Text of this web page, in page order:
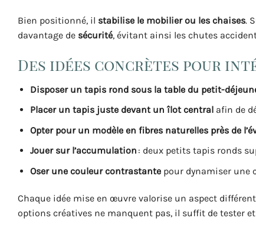
Bien positionné, il stabilise le mobilier ou les chaises.
davantage de sécurité, évitant ainsi les chutes
Des idées concrètes pour
Disposer un tapis rond sous la table du petit-
Placer un tapis juste devant un îlot centralafin de
Opter pour un modèle en fibres naturelles près de
Jouer sur l’accumulation : deux petits tapis ronds
Oser une couleur contrastantepour dynamiser une
Chaque idée mise en œuvre valorise un aspect
options créatives ne manquent pas, il suffit de tester